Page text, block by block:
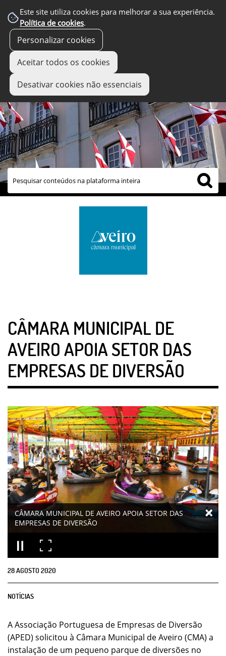
Este site utiliza cookies para melhorar a sua experiência.
Política de cookies.
Personalizar cookies
Aceitar todos os cookies
Desativar cookies não essenciais
links úteis
CÂMARA MUNICIPAL DE
AVEIRO APOIA SETOR DAS
EMPRESAS DE DIVERSÃO
CÂMARA MUNICIPAL DE AVEIRO APOIA SETOR DAS
EMPRESAS DE DIVERSÃO
28AGOSTO2020
NOTÍCIAS
A Associação Portuguesa de Empresas de Diversão
(APED) solicitou à Câmara Municipal de Aveiro (CMA) a
instalação de um pequeno parque de diversões no